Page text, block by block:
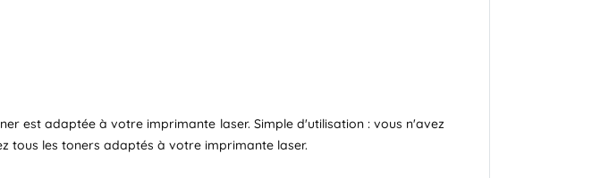
est adaptée à votre imprimante laser. Simple d'utilisation : vous n'avez
tous les toners adaptés à votre imprimante laser.